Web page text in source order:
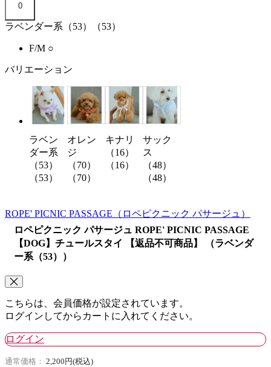
0
ラベンダー系（53）（53）
F/M ○
バリエーション
ラベン
ダー系
（53）
（53）
オレン
ジ
（70）
（70）
キナリ
（16）
（16）
サック
ス
（48）
（48）
ROPE' PICNIC PASSAGE （ロペピクニック パサージュ）
ロペピクニック パサージュ ROPE' PICNIC PASSAGE
【DOG】チュールスタイ 【返品不可商品】 （ラベンダ
ー系（53））
こちらは、会員価格が設定されています。
ログインしてからカートに入れてください。
ログイン
通常価格： 2,200円(税込)